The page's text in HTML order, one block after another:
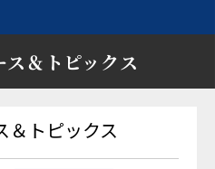
ス＆トピックス
＆トピックス